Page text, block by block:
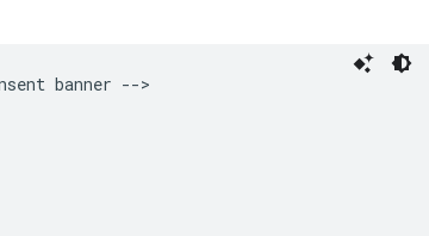
banner -->